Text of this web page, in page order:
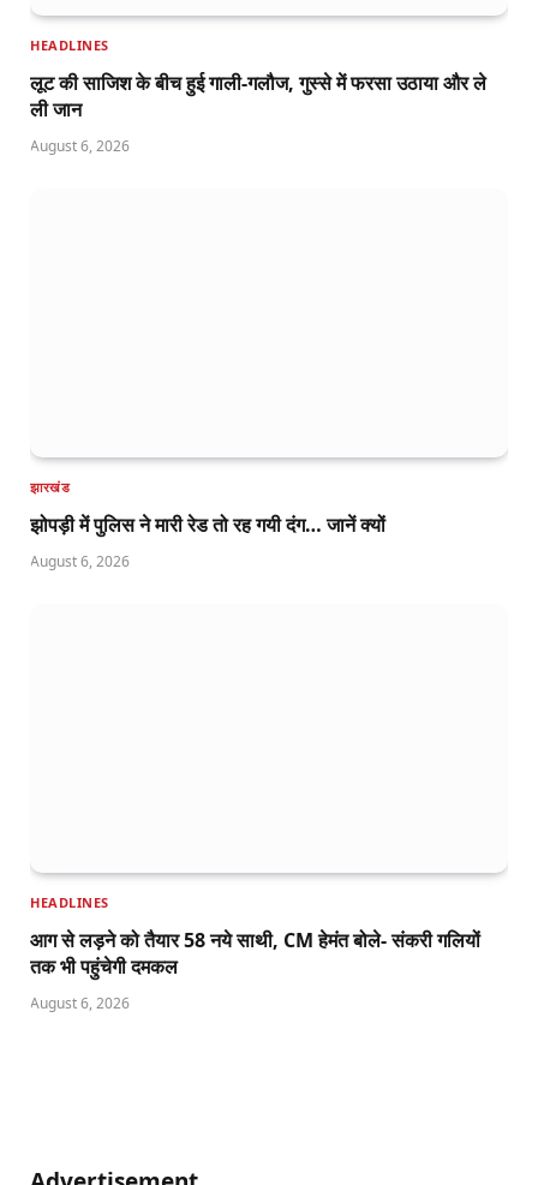
HEADLINES
लूट की साजिश के बीच हुई गाली-गलौज, गुस्से में फरसा उठाया और ले
ली जान
August 6, 2026
झारखंड
झोपड़ी में पुलिस ने मारी रेड तो रह गयी दंग… जानें क्यों
August 6, 2026
HEADLINES
आग से लड़ने को तैयार 58 नये साथी, CM हेमंत बोले- संकरी गलियों
तक भी पहुंचेगी दमकल
August 6, 2026